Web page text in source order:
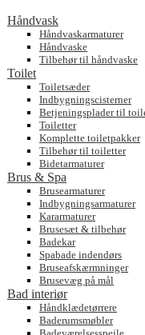
Håndvask
Håndvaskarmaturer
Håndvaske
Tilbehør til håndvaske
Toilet
Toiletsæder
Indbygningscisterner
Betjeningsplader til
Toiletter
Komplette toiletpakker
Tilbehør til toiletter
Bidetarmaturer
Brus & Spa
Brusearmaturer
Indbygningsarmaturer
Kararmaturer
Brusesæt & tilbehør
Badekar
Spabade indendørs
Bruseafskærmninger
Brusevæg på mål
Bad interiør
Håndklædetørrere
Baderumsmøbler